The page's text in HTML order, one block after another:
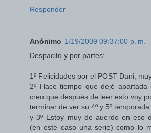
Responder
Anónimo 1/19/2009 09:37:00 p. m.
Despacito y por partes:
1º Felicidades por el POST Dani,
2º Hace tiempo que dejé
creo que después de leer esto voy
terminar de ver su 4º y 5º temporada.
y 3º Estoy muy de auerdo en eso
(en este caso una serie) como lo